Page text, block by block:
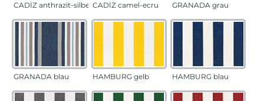
CADÍZ anthrazit-silber CADÍZ camel-ecru GRANADA grau
GRANADA blau HAMBURG gelb HAMBURG blau